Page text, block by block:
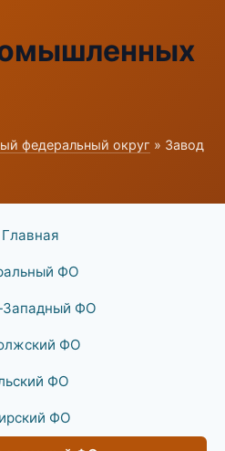
федеральный округ » Завод
Главная
ФО
Западный ФО
ФО
ФО
ФО